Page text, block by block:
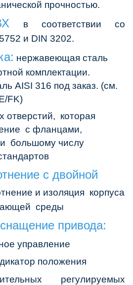
прочностью.
в соответствии со
и DIN 3202.
нержавеющая сталь
комплектации.
AISI 316 под заказ. (см.
FK)
отверстий, которая
с фланцами,
большому числу
с двойной
и изоляция корпуса
среды
привода:
управление
положения
регулируемых